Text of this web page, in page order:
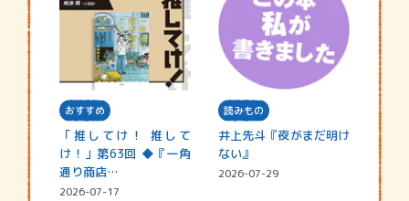
おすすめ
「推してけ！ 推して
け！」第63回 ◆『一角
通り商店…
2026-07-17
読みもの
井上先斗『夜がまだ明け
ない』
2026-07-29